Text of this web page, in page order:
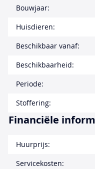
Bouwjaar:
Huisdieren:
Beschikbaar vanaf:
Beschikbaarheid:
Periode:
Stoffering:
Financiële
Huurprijs:
Servicekosten: